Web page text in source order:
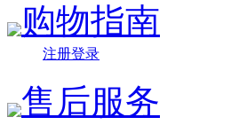
购物指南
注册登录
售后服务